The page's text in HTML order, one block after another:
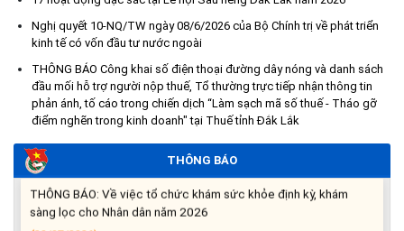
Nghị quyết 10-NQ/TW ngày 08/6/2026 của Bộ Chính trị về phát triển
kinh tế có vốn đầu tư nước ngoài
THÔNG BÁO Công khai số điện thoại đường dây nóng và danh sách
đầu mối hỗ trợ người nộp thuế, Tổ thường trực tiếp nhận thông tin
phản ánh, tố cáo trong chiến dịch “Làm sạch mã số thuế - Tháo gỡ
điểm nghẽn trong kinh doanh" tại Thuế tỉnh Đắk Lắk
THÔNG BÁO
cơ sở dữ liệu quốc gia về đất đai
(03/08/2026)
THÔNG BÁO NIÊM YẾT CÔNG KHAI: Kết quả thẩm định hồ sơ đề
nghị hỗ trợ khắc phục thiệt hại do thiên tai bão số 13 năm 2025
trên địa bàn xã Ea Súp ngày 29/7/2026
(31/07/2026)
THÔNG BÁO: Về việc tổ chức khám sức khỏe định kỳ, khám
sàng lọc cho Nhân dân năm 2026